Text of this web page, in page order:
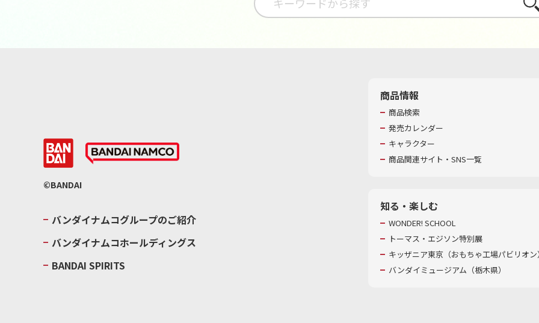
さが
©BANDAI
バンダイナムコグループのご紹介
バンダイナムコホールディングス
BANDAI SPIRITS
商品情報
商品検索
発売カレンダー
キャラクター
商品関連サイト・SNS一覧
知る・楽しむ
WONDER! SCHOOL
トーマス・エジソン特別展
キッザニア東京（おもちゃ工場パビリオ
バンダイミュージアム（栃木県）